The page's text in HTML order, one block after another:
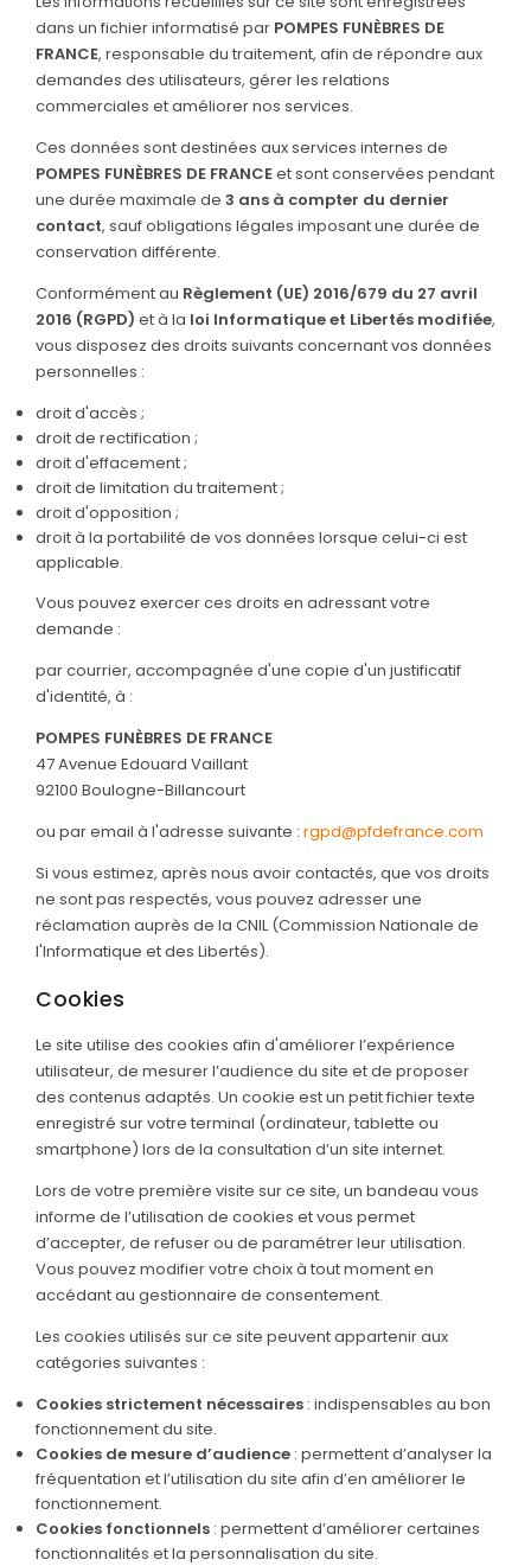
dans un fichier informatisé par POMPES FUNÈBRES DE
FRANCE, responsable du traitement, afin de répondre aux
demandes des utilisateurs, gérer les relations
commerciales et améliorer nos services.
Ces données sont destinées aux services internes de
POMPES FUNÈBRES DE FRANCEet sont conservées pendant
une durée maximale de 3 ans à compter du dernier
contact, sauf obligations légales imposant une durée de
conservation différente.
Conformément au Règlement (UE) 2016/679 du 27 avril
2016 (RGPD) et à la loi Informatique et Libertés modifiée,
vous disposez des droits suivants concernant vos données
personnelles :
droit d'accès ;
droit de rectification ;
droit d'effacement ;
droit de limitation du traitement ;
droit d'opposition ;
droit à la portabilité de vos données lorsque celui-ci est
applicable.
Vous pouvez exercer ces droits en adressant votre
demande :
par courrier, accompagnée d'une copie d'un justificatif
d'identité, à :
POMPES FUNÈBRES DE FRANCE
47 Avenue Edouard Vaillant
92100 Boulogne-Billancourt
ou par email à l'adresse suivante : rgpd@pfdefrance.com
Si vous estimez, après nous avoir contactés, que vos droits
ne sont pas respectés, vous pouvez adresser une
réclamation auprès de la CNIL (Commission Nationale de
l'Informatique et des Libertés).
Cookies
Le site utilise des cookies afin d'améliorer l’expérience
utilisateur, de mesurer l’audience du site et de proposer
des contenus adaptés. Un cookie est un petit fichier texte
enregistré sur votre terminal (ordinateur, tablette ou
smartphone) lors de la consultation d’un site internet.
Lors de votre première visite sur ce site, un bandeau vous
informe de l’utilisation de cookies et vous permet
d’accepter, de refuser ou de paramétrer leur utilisation.
Vous pouvez modifier votre choix à tout moment en
accédant au gestionnaire de consentement.
Les cookies utilisés sur ce site peuvent appartenir aux
catégories suivantes :
Cookies strictement nécessaires : indispensables au bon
fonctionnement du site.
Cookies de mesure d’audience : permettent d’analyser la
fréquentation et l’utilisation du site afin d’en améliorer le
fonctionnement.
Cookies fonctionnels : permettent d’améliorer certaines
fonctionnalités et la personnalisation du site.